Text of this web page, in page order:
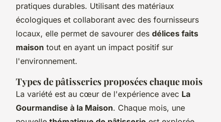
pratiques durables. Utilisant des matériaux
écologiques et collaborant avec des fournisseurs
locaux, elle permet de savourer des délices faits
maison tout en ayant un impact positif sur
l'environnement.
Types de pâtisseries proposées chaque mois
La variété est au cœur de l'expérience avec La
Gourmandise à la Maison. Chaque mois, une